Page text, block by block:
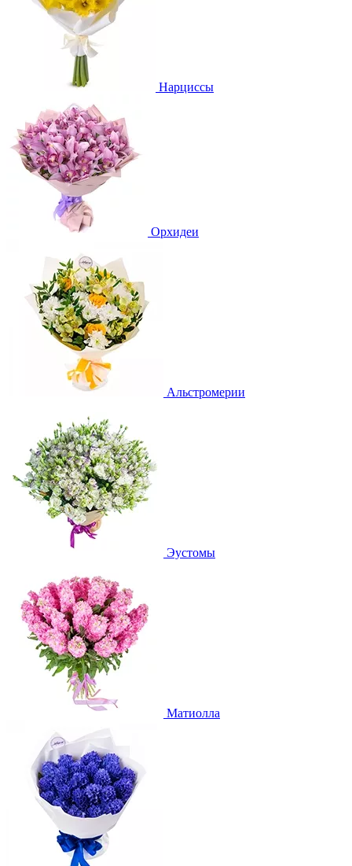
Нарциссы
Орхидеи
Альстромерии
Эустомы
Матиолла